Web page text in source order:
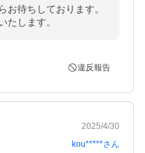
お待ちしております。
たします。
違反報告
2025/4/30
kou*****さん